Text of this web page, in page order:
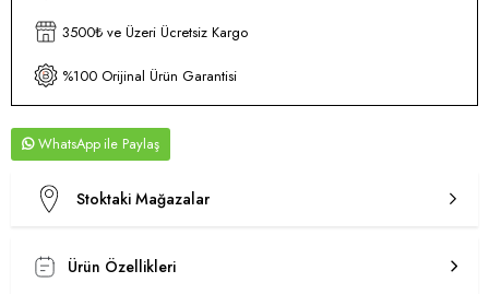
3500₺ ve Üzeri Ücretsiz Kargo
%100 Orijinal Ürün Garantisi
WhatsApp
Stoktaki Mağazalar
Ürün Özellikleri